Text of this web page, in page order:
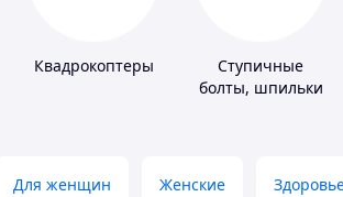
Квадрокоптеры
Ступичные
болты, шпильки
Для женщин Женские